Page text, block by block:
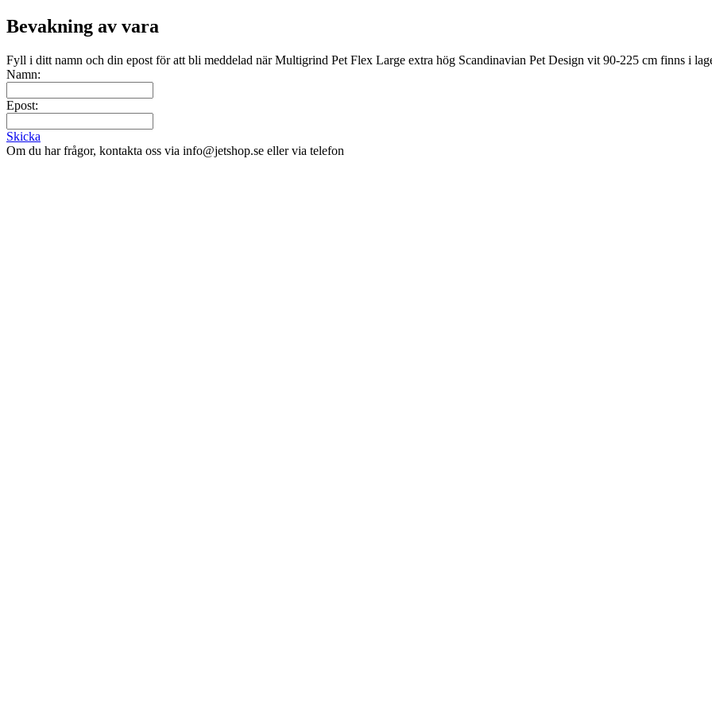
Bevakning av vara
Fyll i ditt namn och din epost för att bli meddelad när Multigrind Pet Flex Large extra hög Scandinavian Pet Design vit 90-225 cm finns i
Namn:
Epost:
Skicka
Om du har frågor, kontakta oss via info@jetshop.se eller via telefon